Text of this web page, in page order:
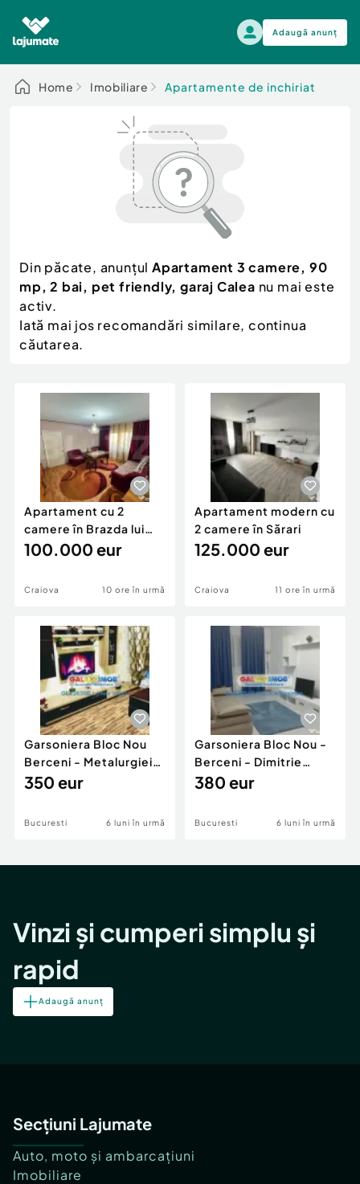
Adaugă anunț
Alege categoria
Auto, moto si ambarcatiuni
Electronice si electrocasnice
Mama si copilul
Moda si frumusete
Sport, timp liber, arta
Agro si Industrie
Animale de companie
Afaceri și echipamente profesionale
Inchiriere Bunuri si Vehicule
Auto, moto si ambarcatiuni
Scutere - ATV - UTV
Autoutilitare
Ambarcatiuni
Camioane - Rulote - Remorci
Motociclete
Piese auto si accesorii
Dacia Duster
Home Imobiliare Apartamente de inchiriat
Din păcate, anunțul Apartament 3 camere, 90
mp, 2 bai, pet friendly, garaj Calea nu mai este
activ.
Iată mai jos recomandări similare, continua
căutarea.
Apartament cu 2
camere în Brazda lui
Novac
100.000 eur
Craiova 10 ore în urmă
Apartament modern cu
2 camere în Sărari
125.000 eur
Craiova 11 ore în urmă
Garsoniera Bloc Nou
Berceni - Metalurgiei
Park - Postalionul
350 eur
Bucuresti 6 luni în urmă
Garsoniera Bloc Nou -
Berceni - Dimitrie
Leonida
380 eur
Bucuresti 6 luni în urmă
Vinzi și cumperi simplu și
rapid
Adaugă anunț
Secțiuni Lajumate
Auto, moto și ambarcațiuni
Imobiliare